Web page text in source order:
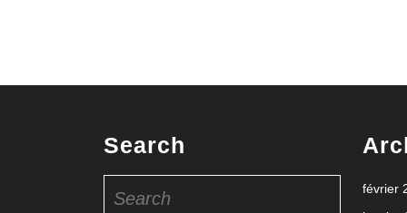
Search
for:
février